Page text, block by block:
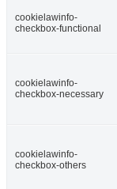
cookielawinfo-
checkbox-functional
cookielawinfo-
checkbox-necessary
cookielawinfo-
checkbox-others